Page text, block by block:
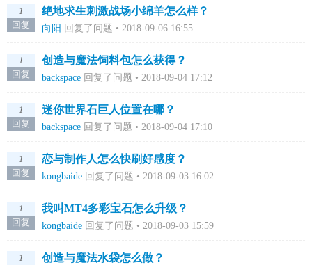
1
回复
绝地求生刺激战场小绵羊怎么样？
向阳 回复了问题 • 2018-09-06 16:55
1
回复
创造与魔法饲料包怎么获得？
backspace 回复了问题 • 2018-09-04 17:12
1
回复
迷你世界石巨人位置在哪？
backspace 回复了问题 • 2018-09-04 17:10
1
回复
恋与制作人怎么快刷好感度？
kongbaide 回复了问题 • 2018-09-03 16:02
1
回复
我叫MT4多彩宝石怎么升级？
kongbaide 回复了问题 • 2018-09-03 15:59
1
创造与魔法水袋怎么做？